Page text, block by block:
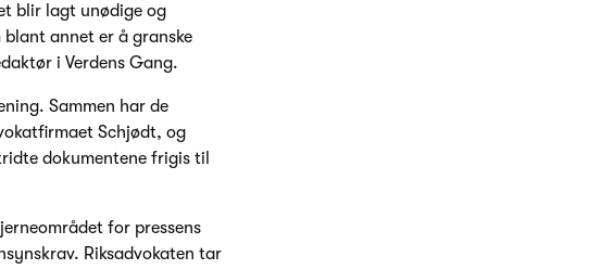
blir lagt unødige og
annet er å granske
i Verdens Gang.
Sammen har de
Schjødt, og
dokumentene frigis til
for pressens
Riksadvokaten tar